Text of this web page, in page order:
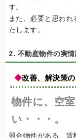
す。
また、必要と思わ
たします。
2. 不動産物件の実情
◆改善、解決策
物件に、空
い・・・。
競合物件がある、賃